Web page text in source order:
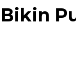
Bikin